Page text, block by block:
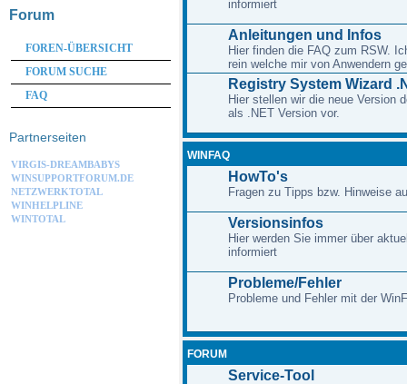
informiert
Anleitungen und Infos
Hier finden die FAQ zum RSW.
rein welche mir von Anwendern
Registry System Wizard
Hier stellen wir die neue Version
als .NET Version vor.
WINFAQ
HowTo's
Fragen zu Tipps bzw. Hinweise
Versionsinfos
Hier werden Sie immer über
informiert
Probleme/Fehler
Probleme und Fehler mit der
FORUM
Service-Tool
Forum
FOREN-ÜBERSICHT
FORUM SUCHE
FAQ
Partnerseiten
VIRGIS-DREAMBABYS
WINSUPPORTFORUM.DE
NETZWERKTOTAL
WINHELPLINE
WINTOTAL